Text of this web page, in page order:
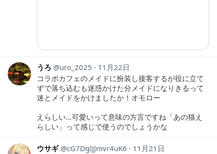
うろ uro_2025
11月22日
コラボカフェのメイドに扮装し接客するが役に立て
ずで落ち込むも迷惑かけた分メイドになりきるって
迷とメイドをかけましたか！オモロー
えらしい…可愛いって意味の方言ですね「あの猫え
らしい」って感じで使うのでしょうかな
ウサギ cG7DgIJJmvr4uK6
11月21日